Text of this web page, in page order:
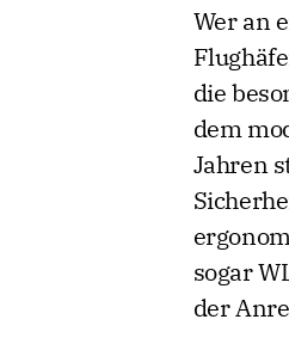
Wer an
die
dem
Jahren
sogar
der